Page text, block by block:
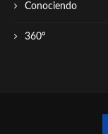
Conociendo
360º